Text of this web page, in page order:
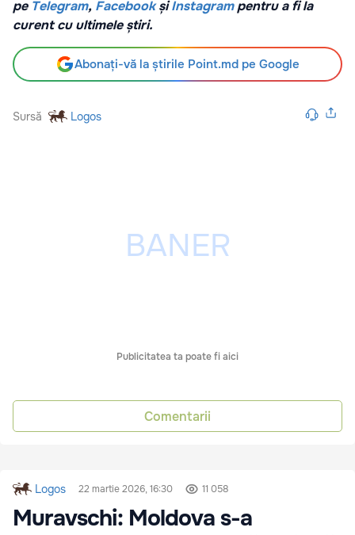
pe Telegram, Facebook șiInstagrampentru a fi la
curent cu ultimele știri.
Abonați-vă la știrile Point.md pe Google
Sursă Logos
Publicitatea ta poate fi aici
Comentarii
Logos 22 martie 2026, 16:30 11 058
Muravschi: Moldova s-a